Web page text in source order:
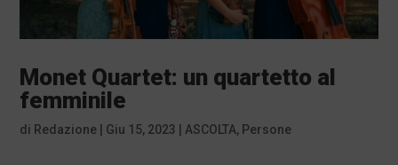
Monet Quartet: un quartetto al
femminile
di Redazione Giu 15, 2023 ASCOLTA, Persone